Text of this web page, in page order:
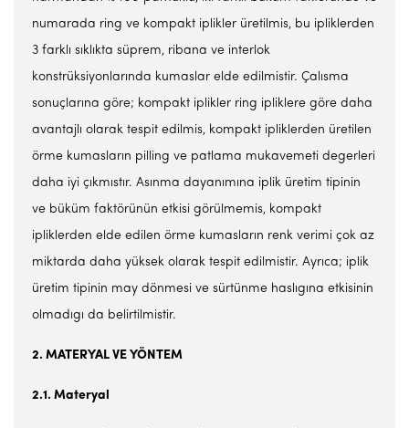
numarada ring ve kompakt iplikler üretilmis, bu ipliklerden
3 farklı sıklıkta süprem, ribana ve interlok
konstrüksiyonlarında kumaslar elde edilmistir. Çalısma
sonuçlarına göre; kompakt iplikler ring ipliklere göre daha
avantajlı olarak tespit edilmis, kompakt ipliklerden üretilen
örme kumasların pilling ve patlama mukavemeti degerleri
daha iyi çıkmıstır. Asınma dayanımına iplik üretim tipinin
ve büküm faktörünün etkisi görülmemis, kompakt
ipliklerden elde edilen örme kumasların renk verimi çok az
miktarda daha yüksek olarak tespit edilmistir. Ayrıca; iplik
üretim tipinin may dönmesi ve sürtünme haslıgına etkisinin
olmadıgı da belirtilmistir.
2. MATERYAL VE YÖNTEM
2.1. Materyal